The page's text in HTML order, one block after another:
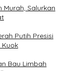
Murah, Salurkan
Putih Presisi
Bau Limbah